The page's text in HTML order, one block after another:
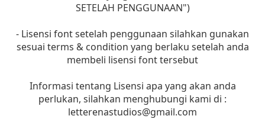
SETELAH PENGGUNAAN")
- Lisensi font setelah penggunaan silahkan gunakan
sesuai terms & condition yang berlaku setelah anda
membeli lisensi font tersebut
Informasi tentang Lisensi apa yang akan anda
perlukan, silahkan menghubungi kami di :
letterenastudios@gmail.com